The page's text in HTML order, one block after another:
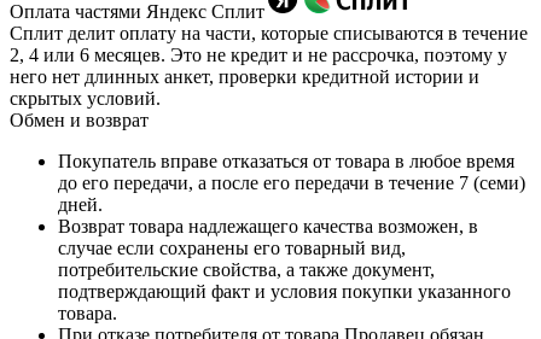
Оплата частями Яндекс Сплит
Сплит делит оплату на части, которые списываются в течение
2, 4 или 6 месяцев. Это не кредит и не рассрочка, поэтому у
него нет длинных анкет, проверки кредитной истории и
скрытых условий.
Обмен и возврат
Покупатель вправе отказаться от товара в любое время
до его передачи, а после его передачи в течение 7 (семи)
дней.
Возврат товара надлежащего качества возможен, в
случае если сохранены его товарный вид,
потребительские свойства, а также документ,
подтверждающий факт и условия покупки указанного
товара.